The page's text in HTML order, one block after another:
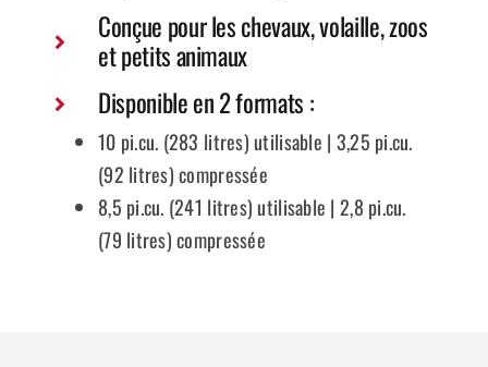
Conçue pour les chevaux, volaille, zoos
et petits animaux
Disponible en 2 formats :
10 pi.cu. (283 litres) utilisable | 3,25 pi.cu.
(92 litres) compressée
8,5 pi.cu. (241 litres) utilisable | 2,8 pi.cu.
(79 litres) compressée